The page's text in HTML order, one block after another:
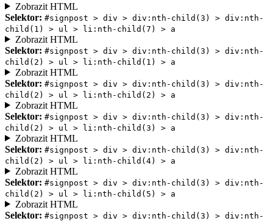
Zobrazit HTML
Selektor: #signpost > div > div:nth-child(3) > div:nth-
child(1) > ul > li:nth-child(7) > a
Zobrazit HTML
Selektor: #signpost > div > div:nth-child(3) > div:nth-
child(2) > ul > li:nth-child(1) > a
Zobrazit HTML
Selektor: #signpost > div > div:nth-child(3) > div:nth-
child(2) > ul > li:nth-child(2) > a
Zobrazit HTML
Selektor: #signpost > div > div:nth-child(3) > div:nth-
child(2) > ul > li:nth-child(3) > a
Zobrazit HTML
Selektor: #signpost > div > div:nth-child(3) > div:nth-
child(2) > ul > li:nth-child(4) > a
Zobrazit HTML
Selektor: #signpost > div > div:nth-child(3) > div:nth-
child(2) > ul > li:nth-child(5) > a
Zobrazit HTML
Selektor: #signpost > div > div:nth-child(3) > div:nth-